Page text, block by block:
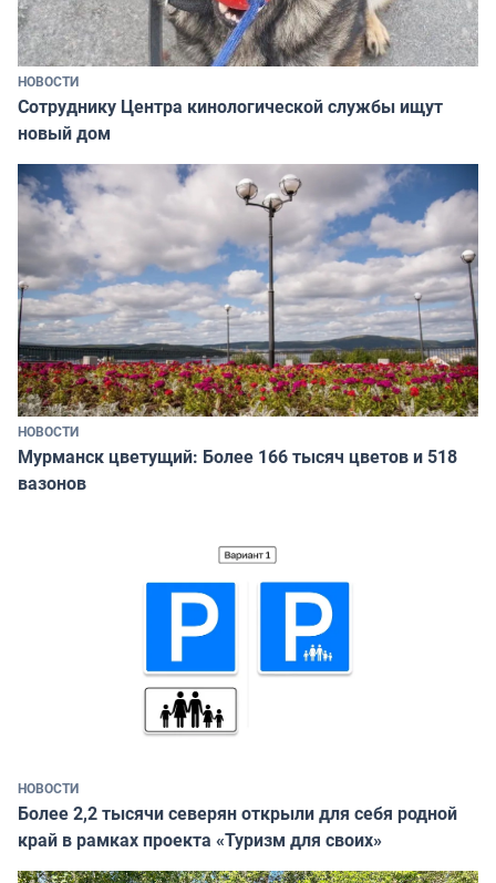
НОВОСТИ
Сотруднику Центра кинологической службы ищут
новый дом
НОВОСТИ
Мурманск цветущий: Более 166 тысяч цветов и 518
вазонов
НОВОСТИ
Более 2,2 тысячи северян открыли для себя родной
край в рамках проекта «Туризм для своих»